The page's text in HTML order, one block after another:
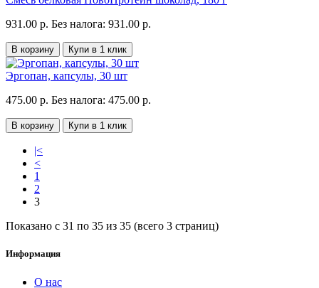
931.00 р. Без налога: 931.00 р.
В корзину Купи в 1 клик
Эргопан, капсулы, 30 шт
475.00 р. Без налога: 475.00 р.
В корзину Купи в 1 клик
|<
<
1
2
3
Показано с 31 по 35 из 35 (всего 3 страниц)
Информация
О нас